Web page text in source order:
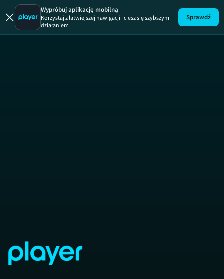
Złoto drwali
Wypróbuj aplikację mobilną
Korzystaj z łatwiejszej nawigacji i ciesz się szybszym
działaniem
Sprawdź